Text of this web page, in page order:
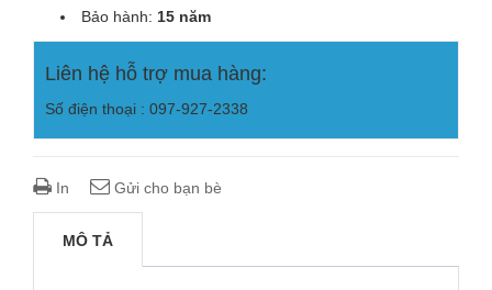
Bảo hành: 15 năm
Liên hệ hỗ trợ mua hàng:
Số điện thoại : 097-927-2338
In Gửi cho bạn bè
MÔ TẢ